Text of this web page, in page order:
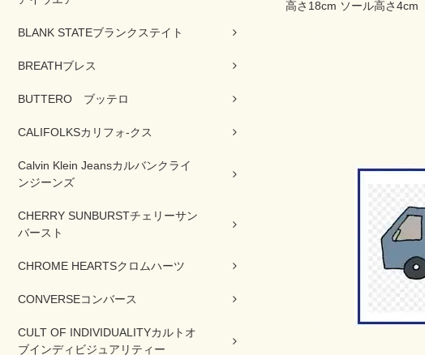
BLANK STATEブランクステイト
BREATHブレス
BUTTERO ブッテロ
CALIFOLKSカリフォ-クス
Calvin Klein Jeansカルバンクライ
ンジーンズ
CHERRY SUNBURSTチェリーサン
バースト
CHROME HEARTSクロムハーツ
CONVERSEコンバース
CULT OF INDIVIDUALITYカルトオ
ブインディビジュアリティー
高さ18cm ソール高さ4cm